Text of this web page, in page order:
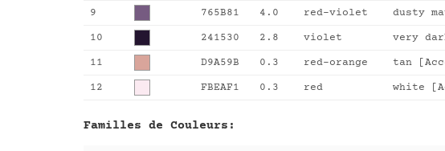
9 765B81 4.0 red-violet dusty
10 241530 2.8 violet very
11 D9A59B 0.3 red-orange tan
12 FBEAF1 0.3 red white
Familles de Couleurs: